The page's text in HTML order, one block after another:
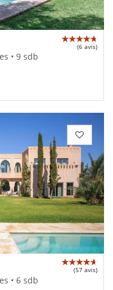
(6 avis)
• 9 sdb
(57 avis)
• 6 sdb